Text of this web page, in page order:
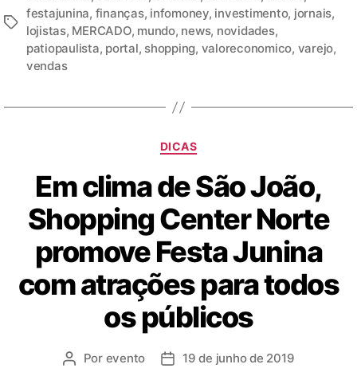
festajunina, finanças, infomoney, investimento, jornais,
lojistas, MERCADO, mundo, news, novidades,
patiopaulista, portal, shopping, valoreconomico, varejo,
vendas
DICAS
Em clima de São João,
Shopping Center Norte
promove Festa Junina
com atrações para todos
os públicos
Por evento 19 de junho de 2019